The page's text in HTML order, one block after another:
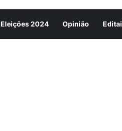
Eleições 2024 Opinião